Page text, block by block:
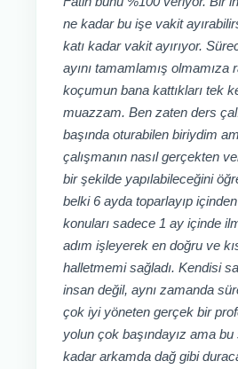
ne kadar bu işe vakit
katı kadar vakit ayırıyor.
ayını tamamlamış olmamıza
koçumun bana kattıkları tek
muazzam. Ben zaten ders
başında oturabilen biriydim
çalışmanın nasıl gerçekten
bir şekilde yapılabileceğini
belki 6 ayda toparlayıp
konuları sadece 1 ay içinde
adım işleyerek en doğru ve
halletmemi sağladı. Kendisi
insan değil, aynı zamanda
çok iyi yöneten gerçek bir
yolun çok başındayız ama
kadar arkamda dağ gibi